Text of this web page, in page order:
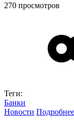
270 просмотров
Теги:
Банки
Новости Подробнее